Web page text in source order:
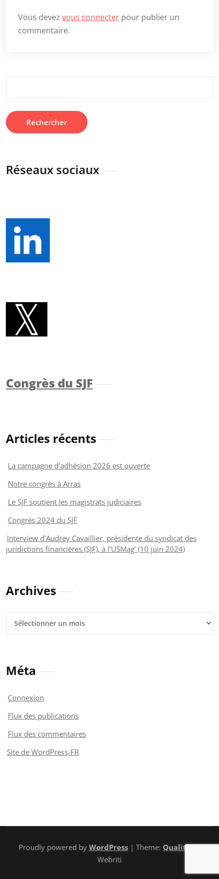
Vous devez vous connecter pour publier un
commentaire.
Réseaux sociaux
Congrès du SJF
Articles récents
La campagne d’adhésion 2026 est ouverte
Notre congrès à Arras
Le SJF soutient les magistrats judiciaires
Congrès 2024 du SJF
Interview d’Audrey Cavaillier, présidente du syndicat des
juridictions financières (SJF), à l’USMag’ (10 juin 2024)
Archives
Méta
Connexion
Flux des publications
Flux des commentaires
Site de WordPress-FR
Proudly powered by WordPress| Theme: Qualityby
Webriti